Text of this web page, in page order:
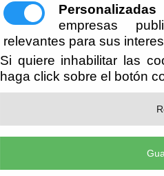
Personalizadas
empresas
relevantes para sus
Si quiere inhabilitar las
haga click sobre el botón
darle un carácter más castellano, tarea
todo en su parte alta.
Entre ellas surge la actual iglesia
el patrón del pueblo es San Agapito. Es
su notable techumbre de madera, una
con paños de estrellas de ocho puntas y